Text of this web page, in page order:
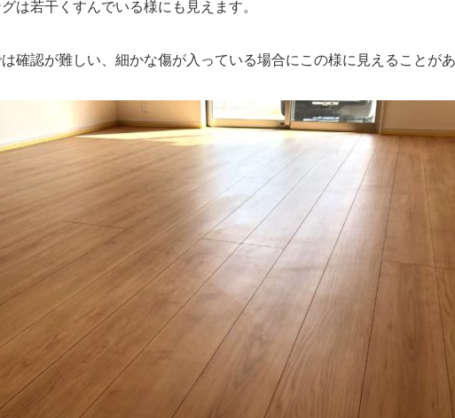
は若干くすんでいる様にも見えます。
確認が難しい、細かな傷が入っている場合にこの様に見えることがあ